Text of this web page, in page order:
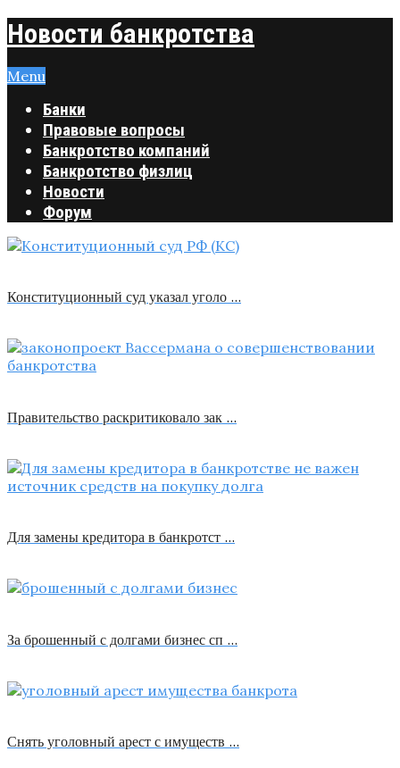
Новости банкротства
Menu
Банки
Правовые вопросы
Банкротство компаний
Банкротство физлиц
Новости
Форум
Конституционный суд указал уголо …
Правительство раскритиковало зак …
Для замены кредитора в банкротст …
За брошенный с долгами бизнес сп …
Снять уголовный арест с имуществ …